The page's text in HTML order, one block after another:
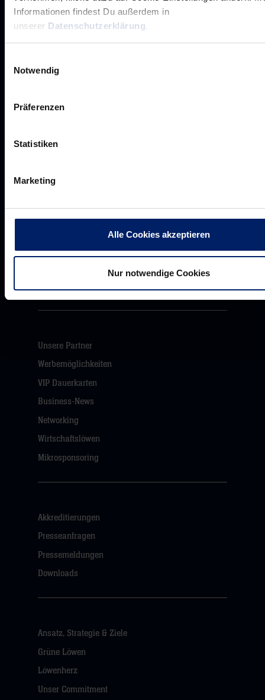
Informationen findest Du außerdem in
unserer Datenschutzerklärung.
Notwendig
Präferenzen
Statistiken
Marketing
Alle Cookies akzeptieren
Nur notwendige Cookies
Historie
Unsere Partner
Werbemöglichkeiten
VIP Dauerkarten
Business-News
Networking
Wirtschaftslöwen
Mikrosponsoring
Akkreditierungen
Presseanfragen
Pressemeldungen
Downloads
Ansatz, Strategie & Ziele
Grüne Löwen
Löwenherz
Unser Commitment